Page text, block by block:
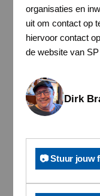
organisaties en
uit om contact op
hiervoor contact
de website van
Dirk
📷 Stuur jouw